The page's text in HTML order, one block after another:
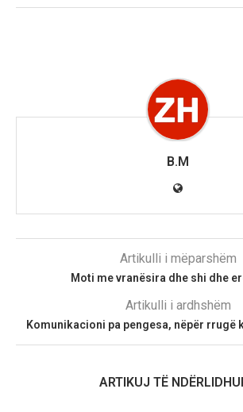
B.M
Artikulli i mëparshëm
Moti me vranësira dhe shi dhe
Artikulli i ardhshëm
Komunikacioni pa pengesa, nëpër rrugë
ARTIKUJ TË